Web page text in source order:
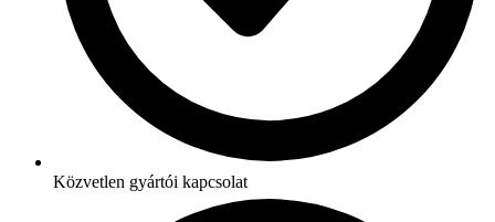
Közvetlen gyártói kapcsolat